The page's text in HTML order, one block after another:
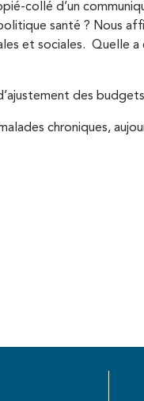
collé d’un
santé ? Nous
et sociales. Quelle
des
chroniques,